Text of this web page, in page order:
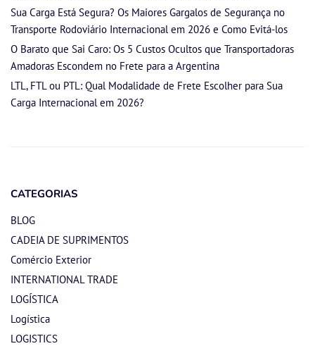
Sua Carga Está Segura? Os Maiores Gargalos de Segurança no
Transporte Rodoviário Internacional em 2026 e Como Evitá-los
O Barato que Sai Caro: Os 5 Custos Ocultos que Transportadoras
Amadoras Escondem no Frete para a Argentina
LTL, FTL ou PTL: Qual Modalidade de Frete Escolher para Sua
Carga Internacional em 2026?
CATEGORIAS
BLOG
CADEIA DE SUPRIMENTOS
Comércio Exterior
INTERNATIONAL TRADE
LOGÍSTICA
Logística
LOGISTICS